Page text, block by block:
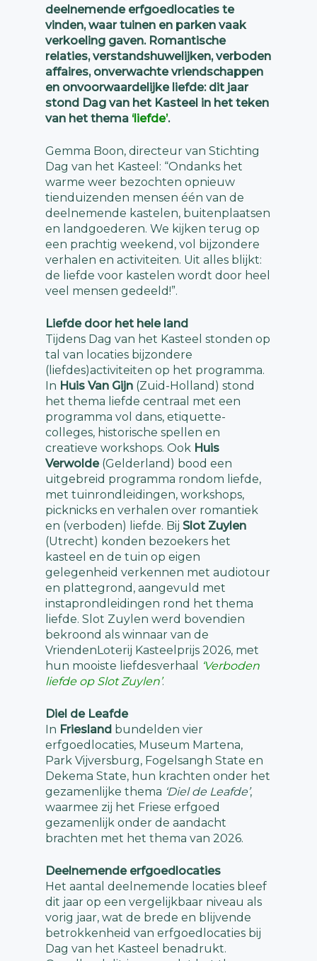
deelnemende erfgoedlocaties te
vinden, waar tuinen en parken vaak
verkoeling gaven. Romantische
relaties, verstandshuwelijken, verboden
affaires, onverwachte vriendschappen
en onvoorwaardelijke liefde: dit jaar
stond Dag van het Kasteel in het teken
van het thema ‘liefde’.
Gemma Boon, directeur van Stichting
Dag van het Kasteel: “Ondanks het
warme weer bezochten opnieuw
tienduizenden mensen één van de
deelnemende kastelen, buitenplaatsen
en landgoederen. We kijken terug op
een prachtig weekend, vol bijzondere
verhalen en activiteiten. Uit alles blijkt:
de liefde voor kastelen wordt door heel
veel mensen gedeeld!”.
Liefde door het hele land
Tijdens Dag van het Kasteel stonden op
tal van locaties bijzondere
(liefdes)activiteiten op het programma.
In Huis Van Gijn (Zuid-Holland) stond
het thema liefde centraal met een
programma vol dans, etiquette-
colleges, historische spellen en
creatieve workshops. Ook Huis
Verwolde(Gelderland) bood een
uitgebreid programma rondom liefde,
met tuinrondleidingen, workshops,
picknicks en verhalen over romantiek
en (verboden) liefde. BijSlot Zuylen
(Utrecht) konden bezoekers het
kasteel en de tuin op eigen
gelegenheid verkennen met audiotour
en plattegrond, aangevuld met
instaprondleidingen rond het thema
liefde. Slot Zuylen werd bovendien
bekroond als winnaar van de
VriendenLoterij Kasteelprijs 2026, met
hun mooiste liefdesverhaal
‘Verboden
liefde op Slot Zuylen’.
Diel de Leafde
In Friesland bundelden vier
erfgoedlocaties, Museum Martena,
Park Vijversburg, Fogelsangh State en
Dekema State, hun krachten onder het
gezamenlijke thema ‘Diel de Leafde’,
waarmee zij het Friese erfgoed
gezamenlijk onder de aandacht
brachten met het thema van 2026.
Deelnemende erfgoedlocaties
Het aantal deelnemende locaties bleef
dit jaar op een vergelijkbaar niveau als
vorig jaar, wat de brede en blijvende
betrokkenheid van erfgoedlocaties bij
Dag van het Kasteel benadrukt.